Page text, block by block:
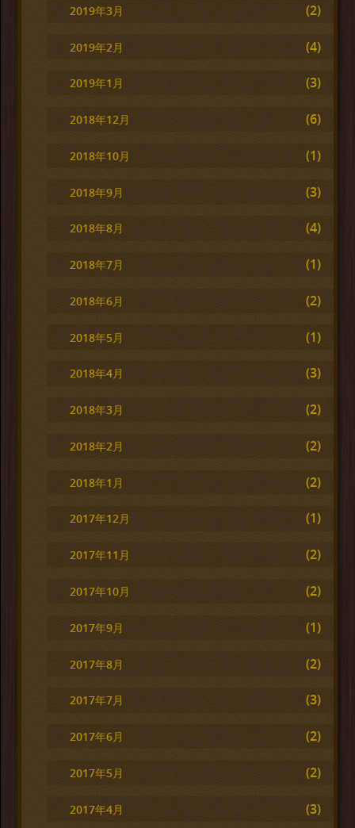
2019年3月 (2)
2019年2月 (4)
2019年1月 (3)
2018年12月 (6)
2018年10月 (1)
2018年9月 (3)
2018年8月 (4)
2018年7月 (1)
2018年6月 (2)
2018年5月 (1)
2018年4月 (3)
2018年3月 (2)
2018年2月 (2)
2018年1月 (2)
2017年12月 (1)
2017年11月 (2)
2017年10月 (2)
2017年9月 (1)
2017年8月 (2)
2017年7月 (3)
2017年6月 (2)
2017年5月 (2)
2017年4月 (3)